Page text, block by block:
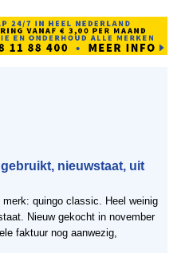
nieuwstaat, uit
quingo classic. Heel weinig
Nieuw gekocht in november
faktuur nog aanwezig,
5 wielen is deze ...